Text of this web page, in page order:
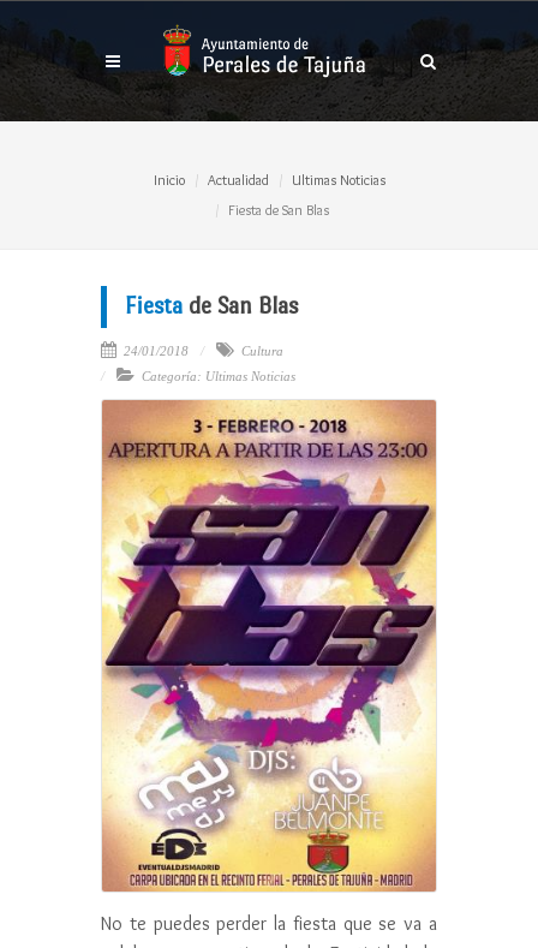
Inicio Actualidad
Ultimas Noticias
Fiesta de San Blas
Fiesta de San Blas
24/01/2018
Cultura
Categoría: Ultimas Noticias
No te puedes perder la fiesta que se va a